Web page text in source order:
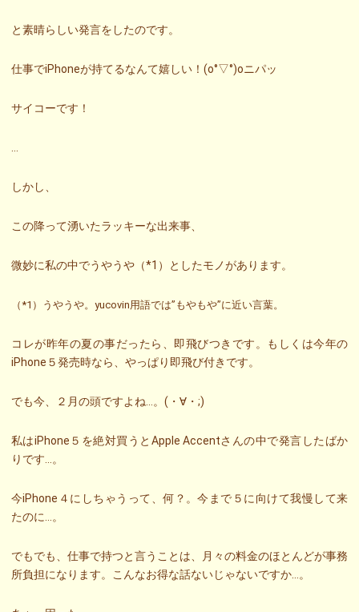
と素晴らしい発言をしたのです。
仕事でiPhoneが持てるなんて嬉しい！(o°▽°)oニパッ
サイコーです！
しかし、
この降って湧いたラッキーな出来事、
微妙に私の中でうやうや（*1）としたモノがあります。
（*1）うやうや。yucovin用語では”もやもや”に近い言葉。
コレが昨年の夏の事だったら、即飛びつきです。もしくは今年の
iPhone５発売時なら、やっぱり即飛び付きです。
でも今、２月の頭ですよね…。(・∀・;)
私はiPhone５を絶対買うとApple Accentさんの中で発言したばか
りです…。
今iPhone４にしちゃうって、何？。今まで５に向けて我慢して来
たのに…。
でもでも、仕事で持つと言うことは、月々の料金のほとんどが事務
所負担になります。こんなお得な話ないじゃないですか…。